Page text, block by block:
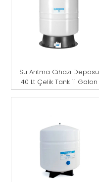
Su Arıtma Cihazı Deposu
40 Lt Çelik Tank 11 Galon